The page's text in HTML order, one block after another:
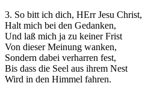
3. So bitt ich dich, HErr Jesu Christ,
Halt mich bei den Gedanken,
Und laß mich ja zu keiner Frist
Von dieser Meinung wanken,
Sondern dabei verharren fest,
Bis dass die Seel aus ihrem Nest
Wird in den Himmel fahren.